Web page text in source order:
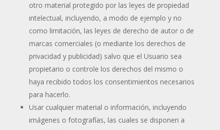
otro material protegido por las leyes de propiedad
intelectual, incluyendo, a modo de ejemplo y no
como limitación, las leyes de derecho de autor o de
marcas comerciales (o mediante los derechos de
privacidad y publicidad) salvo que el Usuario sea
propietario o controle los derechos del mismo o
haya recibido todos los consentimientos necesarios
para hacerlo.
Usar cualquier material o información, incluyendo
imágenes o fotografías, las cuales se disponen a